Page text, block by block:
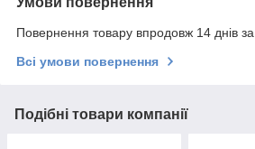
Повернення товару впродовж 14 днів
Всі умови повернення
Подібні товари компанії